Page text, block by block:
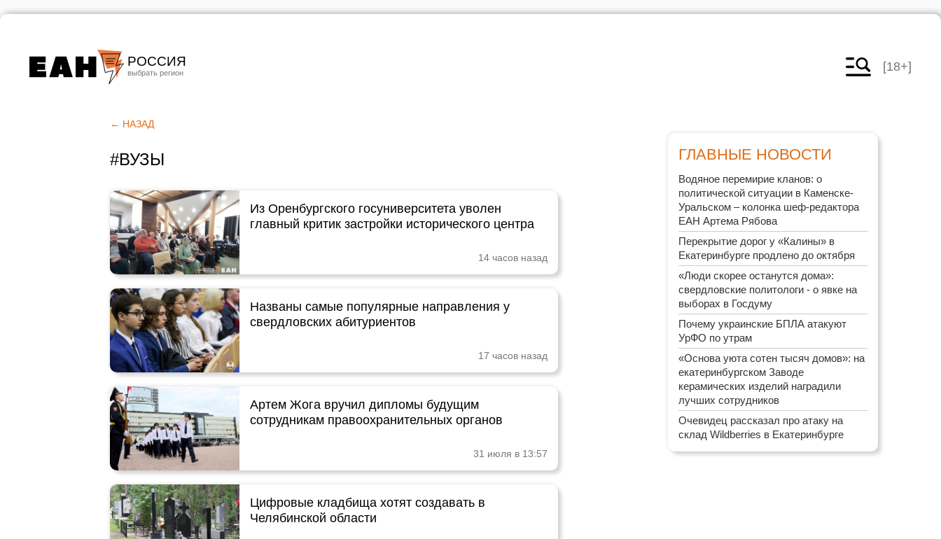
РОССИЯ
Челябинск
Оренбург
[18+]
← НАЗАД
#ВУЗЫ
Из Оренбургского госуниверситета уволен
главный критик застройки исторического центра
14 часов назад
Названы самые популярные направления у
свердловских абитуриентов
17 часов назад
Артем Жога вручил дипломы будущим
сотрудникам правоохранительных органов
31 июля в 13:57
Цифровые кладбища хотят создавать в
Челябинской области
ГЛАВНЫЕ НОВОСТИ
Водяное перемирие кланов: о
политической ситуации в Каменске-
Уральском – колонка шеф-редактора
ЕАН Артема Рябова
Перекрытие дорог у «Калины» в
Екатеринбурге продлено до октября
«Люди скорее останутся дома»:
свердловские политологи - о явке на
выборах в Госдуму
Почему украинские БПЛА атакуют
УрФО по утрам
«Основа уюта сотен тысяч домов»: на
екатеринбургском Заводе
керамических изделий наградили
лучших сотрудников
Очевидец рассказал про атаку на
склад Wildberries в Екатеринбурге